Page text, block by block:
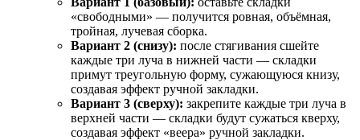
«свободными» — получится ровная, объёмная,
тройная, лучевая сборка.
Вариант 2 (снизу): после стягивания сшейте
каждые три луча в нижней части — складки
примут треугольную форму, сужающуюся книзу,
создавая эффект ручной закладки.
Вариант 3 (сверху): закрепите каждые три луча в
верхней части — складки будут сужаться кверху,
создавая эффект «веера» ручной закладки.